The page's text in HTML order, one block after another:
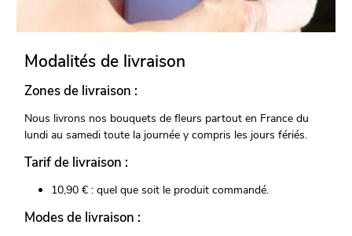
Modalités de livraison
Zones de livraison :
Nous livrons nos bouquets de fleurs partout en France du
lundi au samedi toute la journée y compris les jours fériés.
Tarif de livraison :
10,90 € : quel que soit le produit commandé.
Modes de livraison :